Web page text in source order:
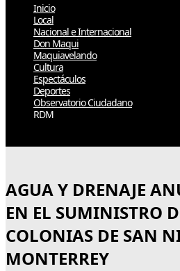
Inicio
Local
Nacional e Internacional
Don Maqui
Maquiavelando
Cultura
Espectáculos
Deportes
Observatorio Ciudadano
RDM
AGUA Y DRENAJE
EN EL SUMINISTRO
COLONIAS DE SAN
MONTERREY